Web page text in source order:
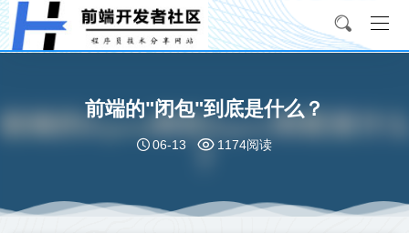
前端的"闭包"到底是什么？
06-13 1174阅读